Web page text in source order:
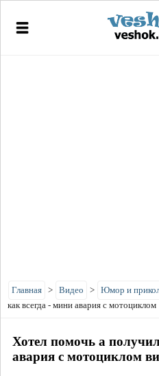
Главная > Видео > Юмор и
как всегда - мини авария с мотоциклом
Хотел помочь а
авария с мотоциклом